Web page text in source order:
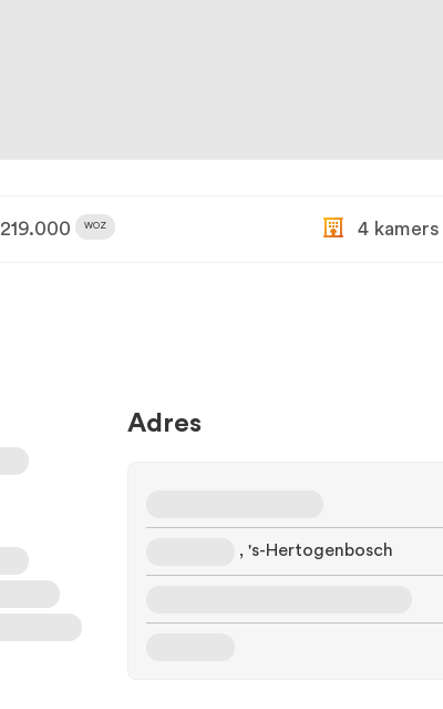
219.000 WOZ 4 kamers
Adres
, 's-Hertogenbosch